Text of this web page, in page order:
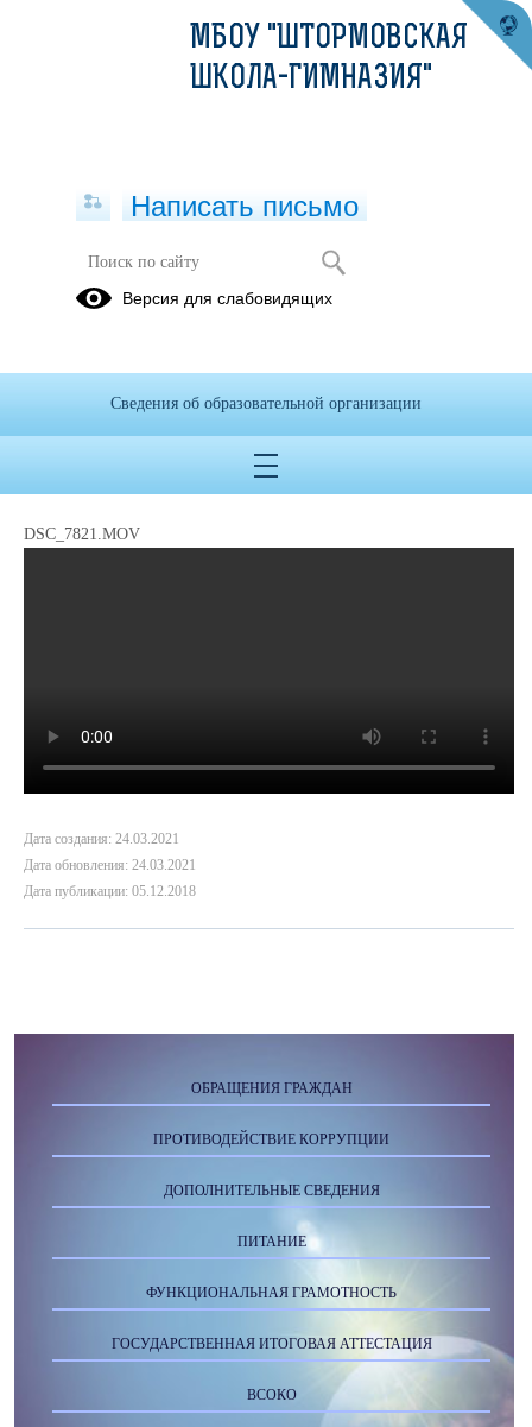
День матери
DSC_7821.MOV
Дата создания: 24.03.2021
Дата обновления: 24.03.2021
Дата публикации: 05.12.2018
ОБРАЩЕНИЯ ГРАЖДАН
ПРОТИВОДЕЙСТВИЕ КОРРУПЦИИ
ДОПОЛНИТЕЛЬНЫЕ СВЕДЕНИЯ
ПИТАНИЕ
ФУНКЦИОНАЛЬНАЯ ГРАМОТНОСТЬ
ГОСУДАРСТВЕННАЯ ИТОГОВАЯ АТТЕСТАЦИЯ
ВСОКО
МБОУ "ШТОРМОВСКАЯ
ШКОЛА-ГИМНАЗИЯ"
Написать письмо
Версия для слабовидящих
Сведения об образовательной организации